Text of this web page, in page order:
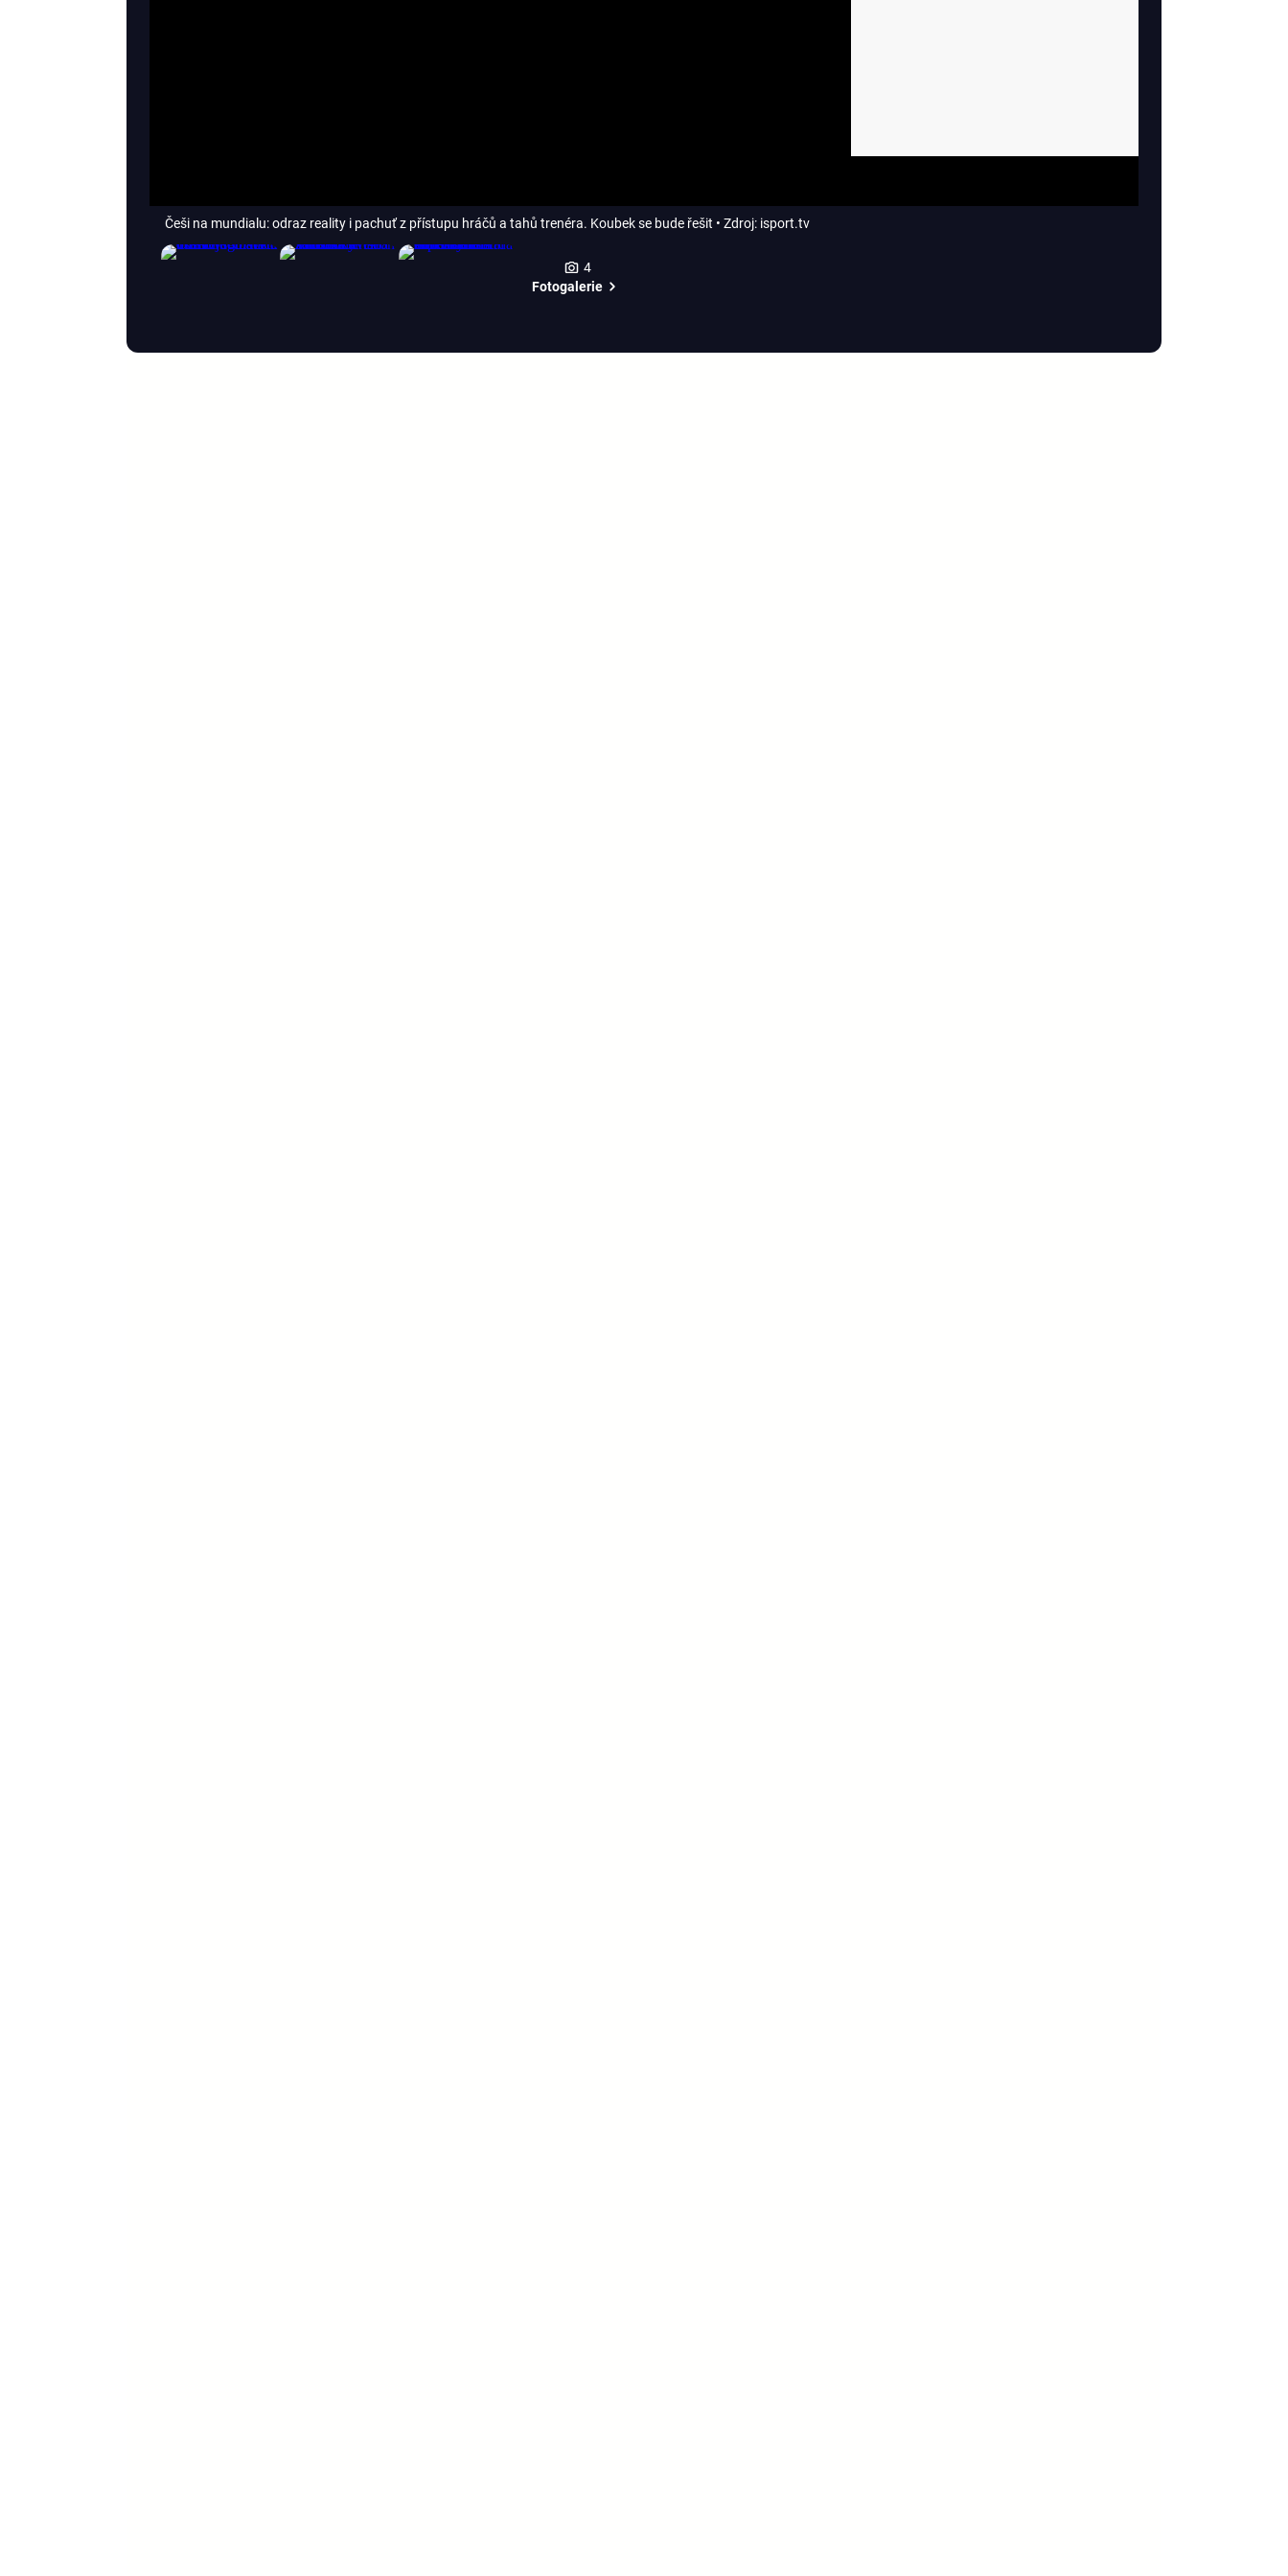
Češi na mundialu: odraz reality i pachuť z přístupu hráčů a tahů trenéra. Koubek se bude řešit • Zdroj: isport.tv
4
Fotogalerie